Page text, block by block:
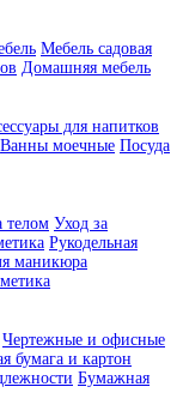
Мебель садовая
Домашняя мебель
для напитков
Ванны моечные Посуда
телом Уход за
Рукодельная
маникюра
Чертежные и офисные
бумага и картон
Бумажная